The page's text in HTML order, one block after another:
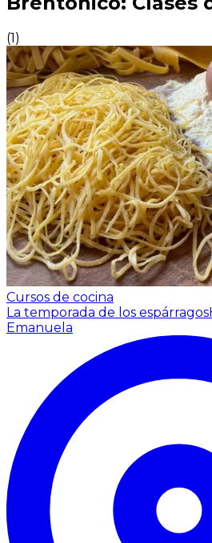
(1)
Cursos de cocina
La temporada de los espárragos
Emanuela